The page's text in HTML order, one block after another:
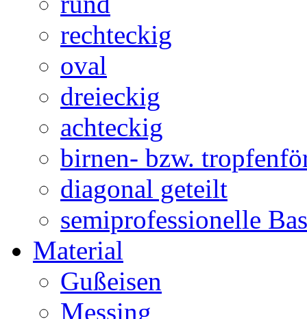
rechteckig
oval
dreieckig
achteckig
birnen- bzw.
diagonal geteilt
semiprofessionelle
Material
Gußeisen
Messing